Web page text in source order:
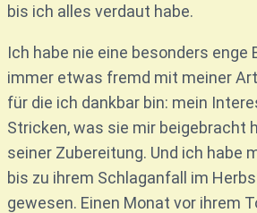
bis ich alles verdaut habe.
Ich habe nie eine besonders
immer etwas fremd mit meiner
für die ich dankbar bin: mein
Stricken, was sie mir beigebracht
seiner Zubereitung. Und ich habe
bis zu ihrem Schlaganfall im
gewesen. Einen Monat vor ihrem